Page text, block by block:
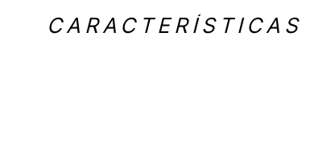
CARACTERÍSTICAS